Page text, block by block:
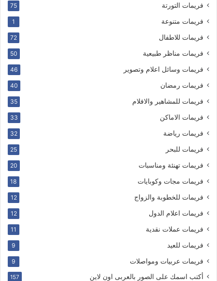
فريمات التورتة 75
فريمات متنوعة 1
فريمات للاطفال 72
فريمات مناظر طبيعية 50
فريمات وسائل اعلام وتصوير 46
فريمات رمضان 40
فريمات للمشاهير والافلام 35
فريمات الاماكن 33
فريمات رياضة 32
فريمات للبحر 25
فريمات تهنئة ومناسبات 20
فريمات مجات وكوبايات 18
فريمات للخطوبة والزواج 12
فريمات اعلام الدول 12
فريمات عملات نقدية 11
فريمات للعيد 9
فريمات عربيات ومواصلات 9
أكتب اسمك على الصور بالعربى اون لاين 157